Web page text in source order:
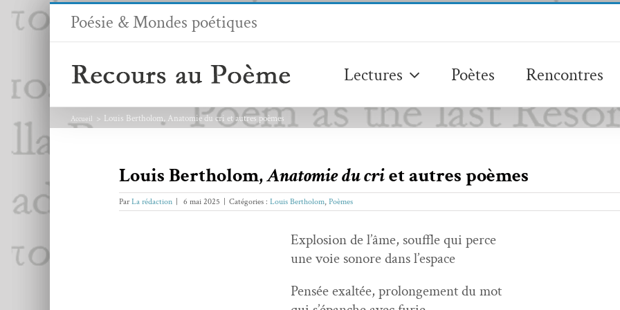
Passer
Poésie & Mondes poétiques
Lectures Poètes Rencontres
Accueil Louis Bertholom, Anatomie du cri et autres poèmes
Louis Bertholom,Anatomie du criet autres poèmes
ParLa rédaction 6 mai 2025 Catégories : Louis Bertholom, Poèmes
Explo­sion de l’âme, souf­fle qui perce
une voie sonore dans l’espace
Pen­sée exaltée, pro­longe­ment du mot